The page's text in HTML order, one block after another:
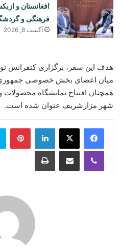
افغانستان و
فرهنگی و
آگست 8, 2026
هدف این سفر، برگزاری کنفرانس
میان اعضای بخش خصوصی جمهوری
همچنان افتتاح نمایشگاه محصولات
شهر مزارشریف عنوان شده است.
LinkedIn
Viber
Share via Email
Print